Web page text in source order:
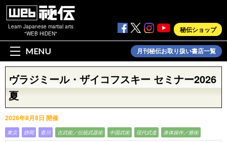
Learn Japanese martial arts
"WEB HIDEN"
秘伝ショップ
MENU 月刊秘伝お取り扱い書店一覧
ヴラジミール・ザイコフスキー セミナー2026
夏
2026年8月8日 開催
東京 静岡 香川 古武術／伝統武器術 中国武術 現代武道 身体操作／療術